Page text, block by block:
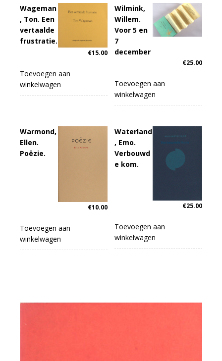
Wageman
, Ton. Een
vertaalde
frustratie.
€15.00
Toevoegen aan
winkelwagen
Wilmink,
Willem.
Voor 5 en
7
december
€25.00
Toevoegen aan
winkelwagen
Warmond,
Ellen.
Poëzie.
€10.00
Toevoegen aan
winkelwagen
Waterland
, Emo.
Verbouwd
e kom.
€25.00
Toevoegen aan
winkelwagen